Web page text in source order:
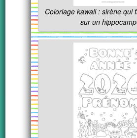
Coloriage kawaii : sirène qui
sur un